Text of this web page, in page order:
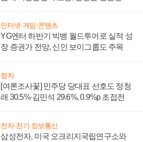
인터넷·게임·콘텐츠
YG엔터 하반기 빅뱅 월드투어로 실적 성
장 증권가 전망, 신인 보이그룹도 주목
정치
[여론조사꽃] 민주당 당대표 선호도 정청
래 30.5%·김민석 29.6%, 0.9%p 초접전
전자·전기·정보통신
삼성전자, 미국 오크리지국립연구소와